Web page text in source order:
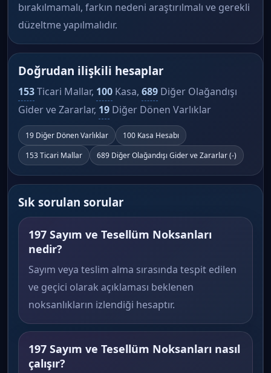
bırakılmamalı, farkın nedeni araştırılmalı ve gerekli
düzeltme yapılmalıdır.
Doğrudan ilişkili hesaplar
153Ticari Mallar, 100 Kasa, 689 Diğer Olağandışı
Gider ve Zararlar, 19 Diğer Dönen Varlıklar
19 Diğer Dönen Varlıklar
100 Kasa Hesabı
153 Ticari Mallar
689 Diğer Olağandışı Gider ve Zararlar (-)
Sık sorulan sorular
197 Sayım ve Tesellüm Noksanları
nedir?
Sayım veya teslim alma sırasında tespit edilen
ve geçici olarak açıklaması beklenen
noksanlıkların izlendiği hesaptır.
197 Sayım ve Tesellüm Noksanları nasıl
çalışır?